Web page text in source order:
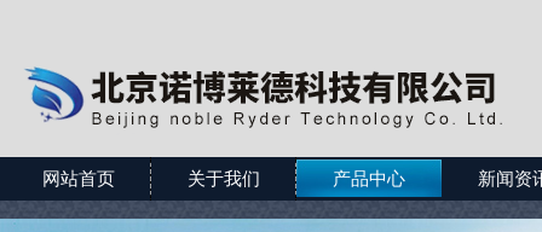
网站首页 关于我们 产品中心 新闻资